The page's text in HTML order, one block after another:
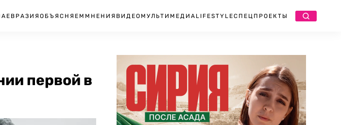
ЕВРАЗИЯ ОБЪЯСНЯЕМ МНЕНИЯ ВИДЕО МУЛЬТИМЕДИА LIFESTYLEСПЕЦПРОЕКТЫ
первой в